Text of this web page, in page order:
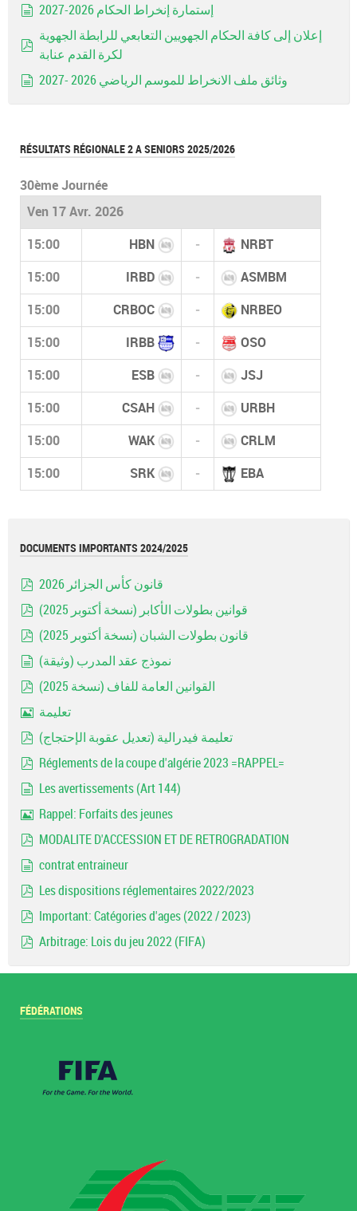
إستمارة إنخراط الحكام 2026-2027
pdf
إعلان إلى كافة الحكام الجهويين التعابعي للرابطة الجهوية
لكرة القدم عنابة
وثائق ملف الانخراط للموسم الرياضي 2026 -2027
RÉSULTATS RÉGIONALE 2 A SENIORS 2025/2026
30ème Journée
Ven 17 Avr. 2026
15:00 HBN - NRBT
15:00 IRBD - ASMBM
15:00 CRBOC - NRBEO
15:00 IRBB - OSO
15:00 ESB - JSJ
15:00 CSAH - URBH
15:00 WAK - CRLM
15:00 SRK - EBA
DOCUMENTS IMPORTANTS 2024/2025
قانون كأس الجزائر 2026
قوانين بطولات الأكابر (نسخة أكتوبر 2025)
قانون بطولات الشبان (نسخة أكتوبر 2025)
نموذج عقد المدرب (وثيقة)
القوانين العامة للفاف (نسخة 2025)
تعليمة
تعليمة فيدرالية (تعديل عقوبة الإحتجاج)
Réglements de la coupe d'algérie 2023 =RAPPEL=
Les avertissements (Art 144)
Rappel: Forfaits des jeunes
MODALITE D'ACCESSION ET DE RETROGRADATION
contrat entraineur
Les dispositions réglementaires 2022/2023
Important: Catégories d'ages (2022 / 2023)
Arbitrage: Lois du jeu 2022 (FIFA)
FÉDÉRATIONS